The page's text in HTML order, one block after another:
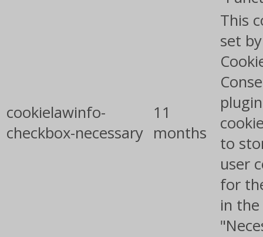
cookielawinfo-
checkbox-necessary
11
months
This
set
to
user
for
in